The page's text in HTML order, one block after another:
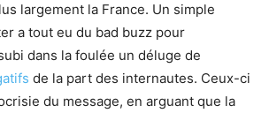
largement la France. Un simple
a tout eu du bad buzz pour
dans la foulée un déluge de
de la part des internautes. Ceux-ci
du message, en arguant que la